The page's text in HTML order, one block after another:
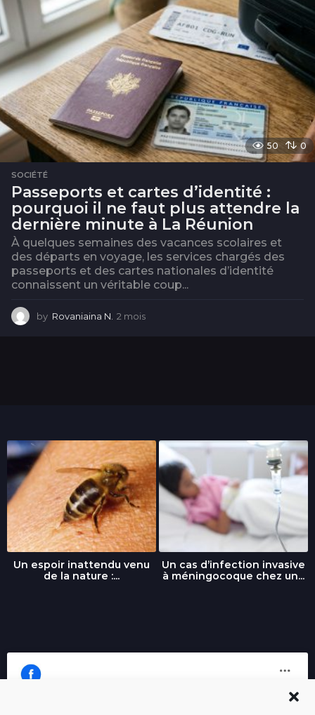
50 0
SOCIÉTÉ
Passeports et cartes d’identité :
pourquoi il ne faut plus attendre la
dernière minute à La Réunion
À quelques semaines des vacances scolaires et
des départs en voyage, les services chargés des
passeports et des cartes nationales d’identité
connaissent un véritable coup...
by Rovaniaina N. 2 mois
Un espoir inattendu venu
de la nature :...
Un cas d’infection invasive
à méningocoque chez un...